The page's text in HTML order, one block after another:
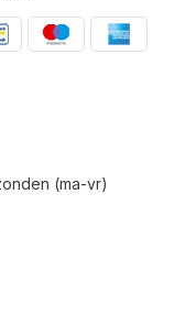
(ma-vr)
(ma-vr)